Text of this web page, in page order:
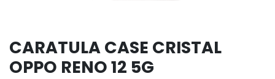
CARATULA CASE CRISTAL
OPPO RENO 12 5G